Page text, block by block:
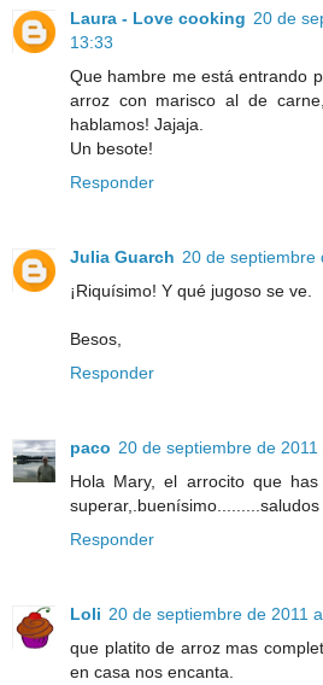
Laura - Love cooking 20 de
13:33
Que hambre me está entrando
arroz con marisco al de
hablamos! Jajaja.
Un besote!
Responder
Julia Guarch 20 de septiembre
¡Riquísimo! Y qué jugoso se ve.
Besos,
Responder
paco 20 de septiembre de
Hola Mary, el arrocito que
Responder
Loli 20 de septiembre de 2011
que platito de arroz mas
en casa nos encanta.